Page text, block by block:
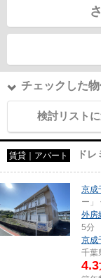
チェックした
検討リスト
賃貸｜アパート ドレ
京成
ー」
外房
5分
京成
千葉
4.3